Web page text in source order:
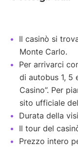
Il casinò si
Monte Carlo.
Per arrivarci
di autobus 1, 5
Casino”. Per
sito ufficiale
Durata della
Il tour del
Prezzo intero